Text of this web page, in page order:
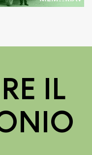
IL